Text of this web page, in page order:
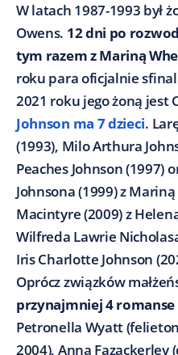
W latach 1987-1993 był
Owens. 12 dni po
tym razem z Mariną
roku para oficjalnie
2021 roku jego żoną jest
Johnson ma 7 dzieci.
(1993), Milo Arthura
Peaches Johnson (1997)
Johnsona (1999) z
Macintyre (2009) z
Wilfreda Lawrie
Iris Charlotte Johnson
Oprócz związków
przynajmniej 4 romanse
Petronella Wyatt
2004), Anna